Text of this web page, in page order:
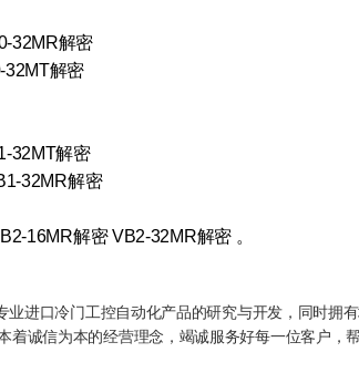
32MR解密
32MT解密
32MT解密
32MR解密
16MR解密 VB2-32MR解密 。
进口冷门工控自动化产品的研究与开发，同时拥
诚信为本的经营理念，竭诚服务好每一位客户，